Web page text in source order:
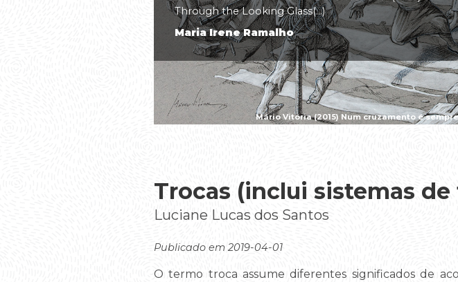
Mário Vitória (2015) Num cruzamento é
Through the Looking Glass(...)
Maria Irene Ramalho
Trocas (inclui sistemas de
Luciane Lucas dos Santos
Publicado em 2019-04-01
O termo troca assume diferentes significados de